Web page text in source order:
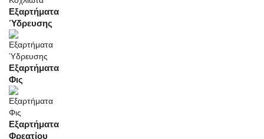
Εξαρτήματα
Ύδρευσης
Εξαρτήματα
Φις
Εξαρτήματα
Φρεατίου